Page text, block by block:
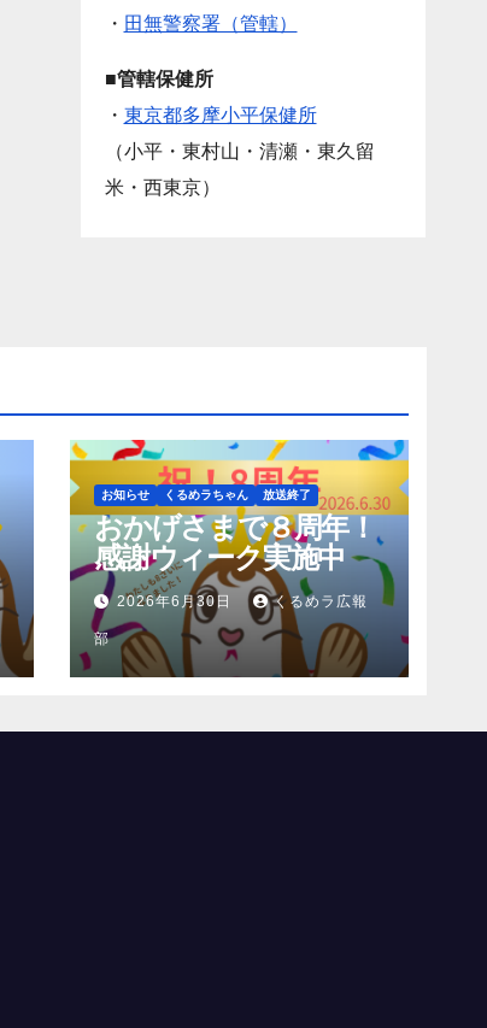
・ 田無警察署（管轄）
■管轄保健所
・ 東京都多摩小平保健所
（小平・東村山・清瀬・東久留
米・西東京）
お知らせ くるめラちゃん 放送終了
おかげさまで８周年！
感謝ウィーク実施中
2026年6月30日 くるめラ広報
部